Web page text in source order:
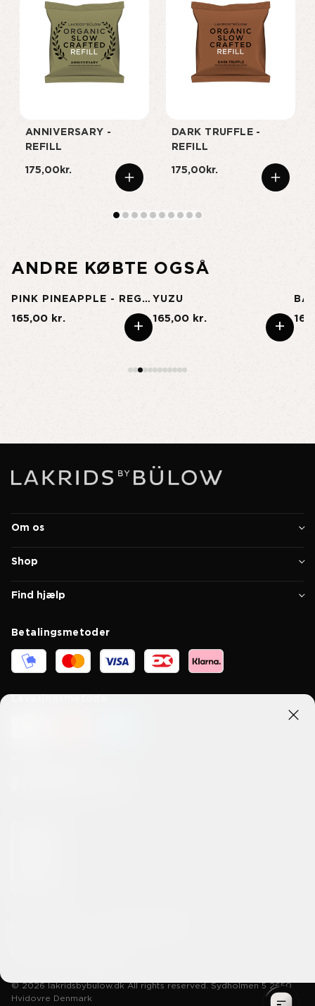
ANNIVERSARY -
REFILL
175,00kr.
DARK TRUFFLE -
REFILL
175,00kr.
ANDRE KØBTE OGSÅ
PINK PINEAPPLE - REGULAR
165,00 kr.
+
YUZU
165,00 kr.
+
Om os
Shop
Find hjælp
Betalingsmetoder
© 2026 lakridsbybulow.dk All rights reserved. Sydholmen 5 2650
Hvidovre Denmark